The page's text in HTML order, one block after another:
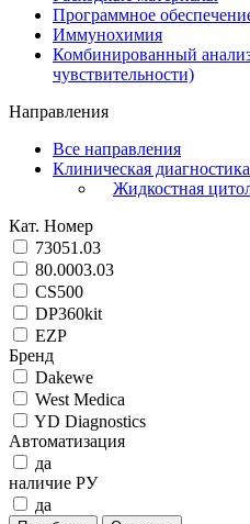
Программное
Иммунохимия
Комбинированный
чувствительности)
Направления
Все направления
Клиническая диагностика
Жидкостная
Кат. Номер
73051.03
80.0003.03
CS500
DP360kit
EZP
Бренд
Dakewe
West Medica
YD Diagnostics
Автоматизация
да
наличие РУ
да